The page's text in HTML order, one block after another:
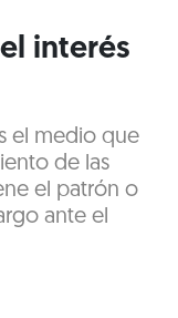
interés
el medio que
de las
el patrón o
ante el